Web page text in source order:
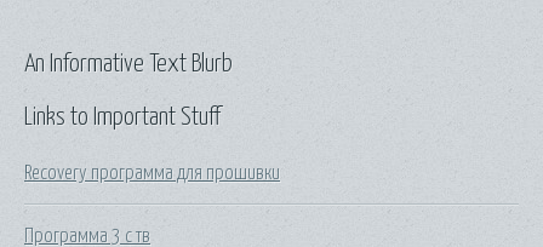
Links to Important Stuff
Recovery программа для прошивки
Программа 3 с тв
An Informative Text Blurb